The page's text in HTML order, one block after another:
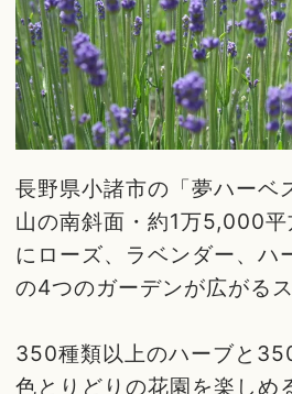
長野県小諸市の「夢ハーベ
山の南斜面・約1万5,000
にローズ、ラベンダー、ハ
の4つのガーデンが広がるス
350種類以上のハーブと
色とりどりの花園を楽しめ